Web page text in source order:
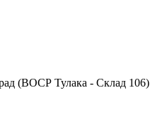
(ВОСР Тулака - Склад 106)